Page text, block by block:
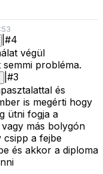
#4
végül
probléma.
#3
és
is megérti hogy
ütni fogja a
más bolygón
csipp a fejbe
és akkor a diploma